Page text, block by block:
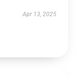
Apr 13, 2025